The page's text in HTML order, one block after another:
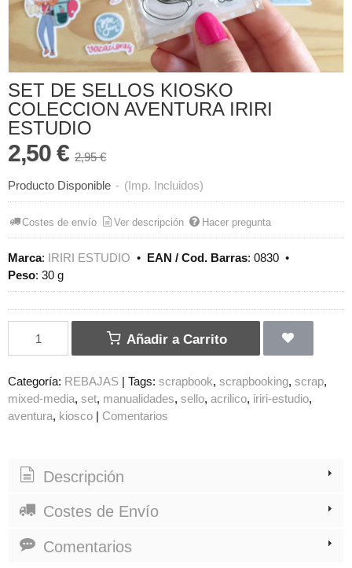
SET DE SELLOS KIOSKO
COLECCION AVENTURA IRIRI
ESTUDIO
2,50 € 2,95 €
Producto Disponible - (Imp. Incluidos)
Costes de envío Ver descripción Hacer pregunta
Marca: IRIRI ESTUDIO • EAN / Cod. Barras: 0830 •
Peso: 30 g
Añadir a Carrito
Categoría: REBAJAS Tags: scrapbook scrapbooking scrap
mixed-media set manualidades sello acrilico iriri-estudio
aventura kiosco Comentarios
Descripción
Costes de Envío
Comentarios